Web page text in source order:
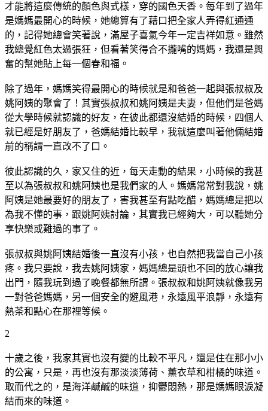
才能將這麼傳統的顏色與式樣，穿的國色天香。每年到了過年
是媽媽最開心的時候，她總算有了藉口把全家人弄得紅通通
的，記得她總會笑著說，滿屋子喜氣今年一定吉祥如意。雖然
我總覺紅色太過張狂，但看著笑得合不攏嘴的媽媽，我還是興
奮的幫她貼上每一個春和福。
除了過年，媽媽笑得最開心的時候就是和爸爸一起與張叔叔及
姚阿姨的聚會了！其實張叔叔和姚阿姨是夫妻，但他們是爸媽
從大學時候就認識的好友，在彼此都還沒結婚的時候，四個人
就已經是好朋友了，爸媽結婚比較早，我就這麼叫著他倆結婚
前的稱謂一直改不了口。
彼此認識的久，家又住的近，每天走動的結果，小時候的我甚
至以為張叔叔和姚阿姨也是我們家的人。媽媽常常對我說，姚
阿姨是她最要好的朋友了，害我甚至有點吃醋，媽媽總是把以
為我不懂的事，跟姚阿姨討論，其實我已經夠大，可以聽她分
享快樂或難過的事了。
張叔叔與姚阿姨結婚後一直沒有小孩，也自然把我當自己小孩
疼。我只要說，我去姚阿姨家，媽媽總是頭也不回的放心讓我
出門，隨我玩到過了晚餐都無所謂。張叔叔和姚阿姨就像我另
一對爸爸媽媽，另一個安全的避風港，永遠風平浪靜，永遠有
熱茶和點心在那裡等候。
2
十歲之後，我家其實也沒有變的比較不平凡，還是住在那小小
的公寓，只是，再也沒有那淡淡薄荷、薰衣草和柑橘的味道。
取而代之的，是海洋鹹鹹的味道，抑鬱悶熱，那是媽媽眼淚凝
結而來的味道。